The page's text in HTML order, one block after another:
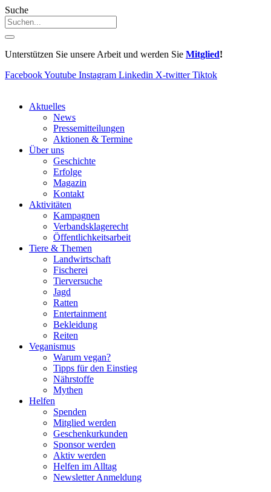
Suche
Unterstützen Sie unsere Arbeit und werden Sie Mitglied!
FacebookYoutube Instagram Linkedin X-twitter Tiktok
Aktuelles
News
Pressemitteilungen
Aktionen & Termine
Über uns
Geschichte
Erfolge
Magazin
Kontakt
Aktivitäten
Kampagnen
Verbandsklagerecht
Öffentlichkeitsarbeit
Tiere & Themen
Landwirtschaft
Fischerei
Tierversuche
Jagd
Ratten
Entertainment
Bekleidung
Reiten
Veganismus
Warum vegan?
Tipps für den Einstieg
Nährstoffe
Mythen
Helfen
Spenden
Mitglied werden
Geschenkurkunden
Sponsor werden
Aktiv werden
Helfen im Alltag
Newsletter Anmeldung